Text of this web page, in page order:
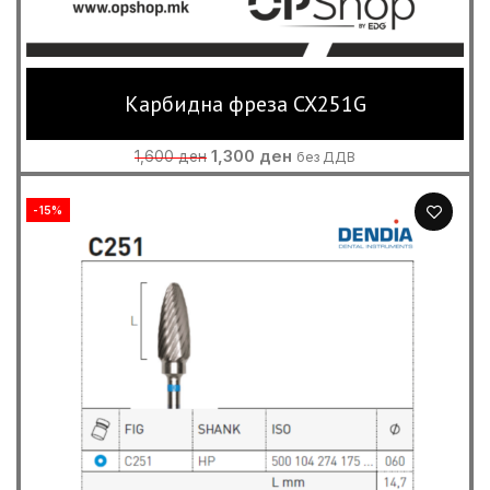
Карбидна фреза CX251G
1,600ден Original
price
1,300 ден Current
price
без ДДВ
-15%